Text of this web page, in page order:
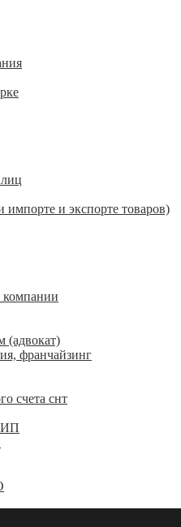
и экспорте товаров)
компании
(адвокат)
франчайзинг
счета снт
ИП